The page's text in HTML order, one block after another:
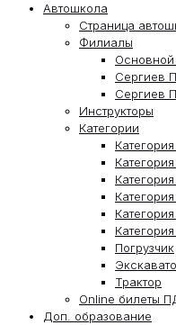
Автошкола
Страница
Филиалы
Основной
Сергиев
Сергиев
Инструкторы
Категории
Категория
Погрузчик
Трактор
Online билеты
Доп. образование